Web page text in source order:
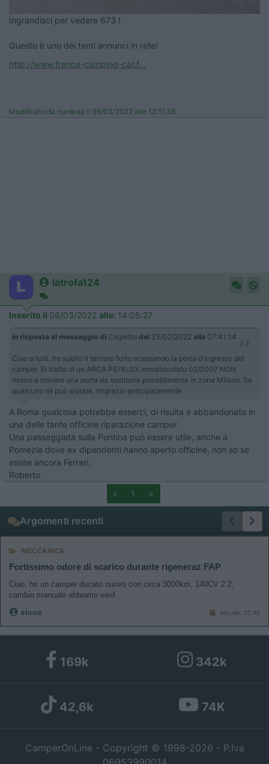
Ingrandisci per vedere 673 !
Questo è uno dei tenti annunci in rete!
http://www.france-camping-car.f...
Modificato da nordkap il 06/03/2022 alle 12:51:55
latrofa124
-
Inserito il 06/03/2022 alle: 14:05:27
In risposta al messaggio di Cagietto del 23/02/2022 alle 07:41:14
Ciao a tutti, ho subìto il tentato furto scassando la porta d'ingresso del
camper. Si tratta di un ARCA P674LSX immatricolato 02/2007 NON
riesco a trovare una porta da sostituire possibilmente in zona Milano. Se
qualcuno mi può aiutare, ringrazio anticipatamente
A Roma qualcosa potrebbe esserci, di risulta e abbandonato in
una delle tante officine riparazione camper.
Una passeggiata sulla Pontina può essere utile, anche a
Pomezia dove ex dipendenti hanno aperto officine, non so se
esiste ancora Ferrari.
Roberto
<
1 >
Argomenti recenti
MECCANICA
Fortissimo odore di scarico durante rigeneraz FAP
Ciao, ho un camper ducato nuovo con circa 3000km, 140CV 2.2,
cambio manuale abbiamo verif...
sicce Ieri alle: 22:40
169k 342k
42,6k 74K
CamperOnLine - Copyright © 1998-2026 - P.Iva